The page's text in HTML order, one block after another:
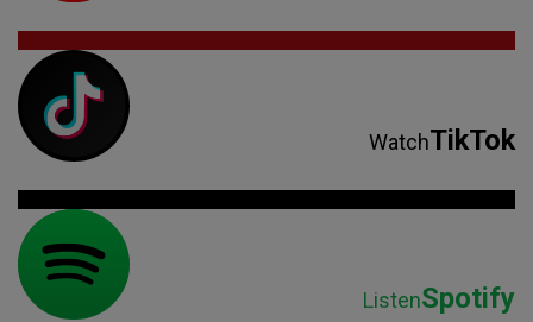
WatchTikTok
ListenSpotify